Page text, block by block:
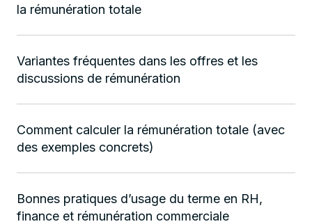
la rémunération totale
Variantes fréquentes dans les offres et les
discussions de rémunération
Comment calculer la rémunération totale (avec
des exemples concrets)
Bonnes pratiques d’usage du terme en RH,
finance et rémunération commerciale